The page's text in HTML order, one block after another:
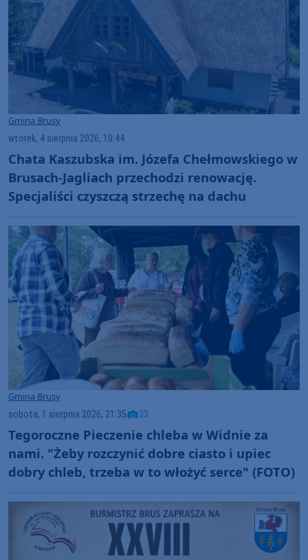
Gmina Brusy
wtorek, 4 sierpnia 2026, 10:44
Chata Kaszubska im. Józefa Chełmowskiego w
Brusach-Jagliach przechodzi renowację.
Specjaliści czyszczą strzechę na dachu
Gmina Brusy
sobota, 1 sierpnia 2026, 21:35 33
Tegoroczne Pieczenie chleba w Widnie za
nami. "Żeby rozczynić dobre ciasto i upiec
dobry chleb, trzeba w to włożyć serce" (FOTO)